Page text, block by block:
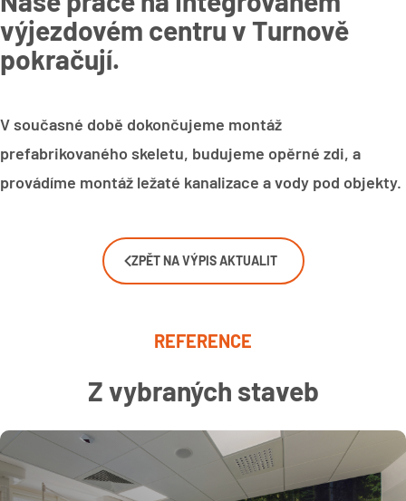
výjezdovém centru v Turnově
pokračují.
V současné době dokončujeme montáž
prefabrikovaného skeletu, budujeme opěrné zdi, a
provádíme montáž ležaté kanalizace a vody pod objekty.
ZPĚT NA VÝPIS AKTUALIT
REFERENCE
Z vybraných staveb